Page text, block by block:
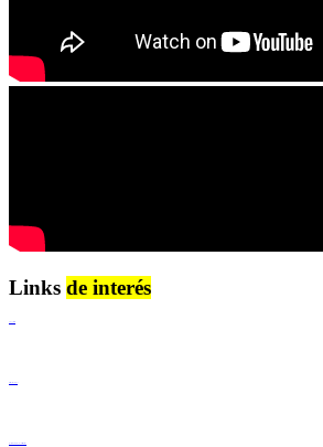
Links de interés